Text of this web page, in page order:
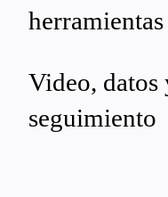
Video, datos
seguimiento